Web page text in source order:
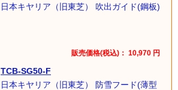
日本キヤリア（旧東芝） 吹出ガイド(鋼板)
販売価格(税込)： 10,970 円
TCB-SG50-F
日本キヤリア（旧東芝） 防雪フード(薄型